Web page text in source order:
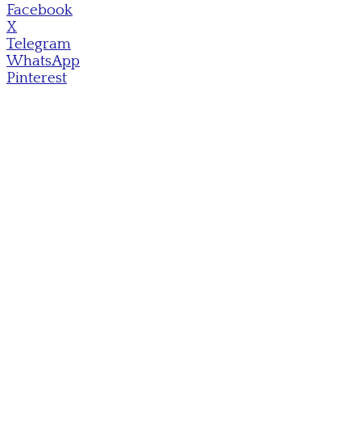
Facebook
X
Telegram
WhatsApp
Pinterest